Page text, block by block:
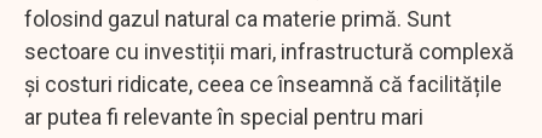
folosind gazul natural ca materie primă. Sunt
sectoare cu investiții mari, infrastructură complexă
și costuri ridicate, ceea ce înseamnă că facilitățile
ar putea fi relevante în special pentru mari